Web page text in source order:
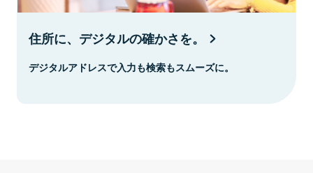
住所に、デジタルの確かさを。
デジタルアドレスで入力も検索もスムーズに。